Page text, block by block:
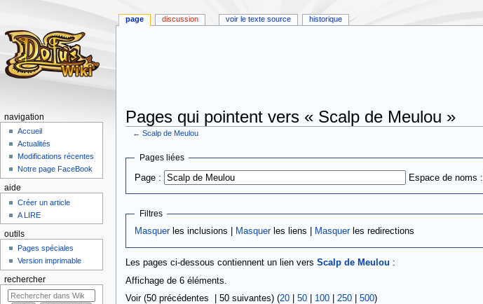
Pages qui pointent vers « Scalp de Meulou »
←Scalp de Meulou
Aller
navigation
Aller
recherche
Pages liées
Page : Espace de noms :
Filtres
Masquerles inclusions | Masquerles liens | Masquerles redirections
Les pages ci-dessous contiennent un lien vers Scalp de Meulou :
Affichage de 6 éléments.
Voir (50 précédentes | 50 suivantes) (20| 50| 100| 250| 500)
page discussion voir le texte source historique
navigation
Accueil
Actualités
Modifications récentes
Notre page FaceBook
aide
Créer un article
A LIRE
outils
Pages spéciales
Version imprimable
rechercher